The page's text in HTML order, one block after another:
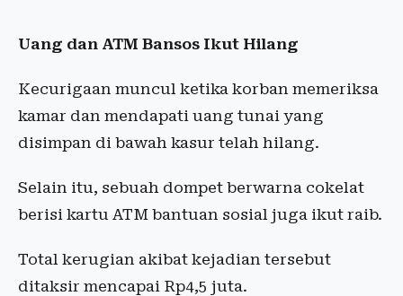
Uang dan ATM Bansos Ikut Hilang
Kecurigaan muncul ketika korban memeriksa
kamar dan mendapati uang tunai yang
disimpan di bawah kasur telah hilang.
Selain itu, sebuah dompet berwarna cokelat
berisi kartu ATM bantuan sosial juga ikut raib.
Total kerugian akibat kejadian tersebut
ditaksir mencapai Rp4,5 juta.